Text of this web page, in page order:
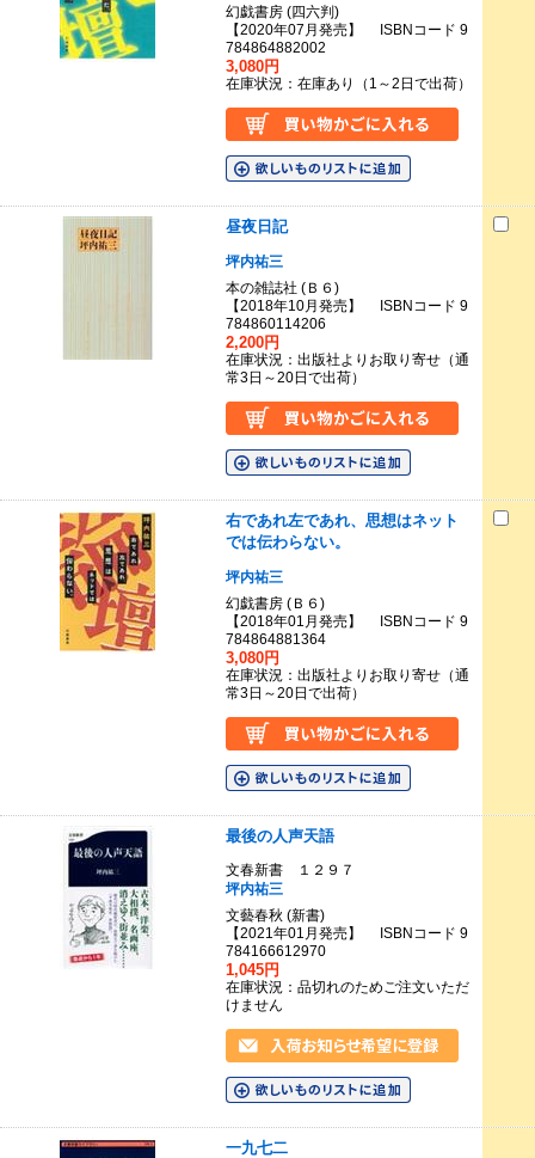
幻戯書房 (四六判)
【2020年07月発売】 ISBNコード 9
784864882002
3,080円
在庫状況：在庫あり（1～2日で出荷）
昼夜日記
坪内祐三
本の雑誌社 (Ｂ６)
【2018年10月発売】 ISBNコード 9
784860114206
2,200円
在庫状況：出版社よりお取り寄せ（通
常3日～20日で出荷）
右であれ左であれ、思想はネット
では伝わらない。
坪内祐三
幻戯書房 (Ｂ６)
【2018年01月発売】 ISBNコード 9
784864881364
3,080円
在庫状況：出版社よりお取り寄せ（通
常3日～20日で出荷）
最後の人声天語
文春新書 １２９７
坪内祐三
文藝春秋 (新書)
【2021年01月発売】 ISBNコード 9
784166612970
1,045円
在庫状況：品切れのためご注文いただ
けません
一九七二